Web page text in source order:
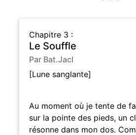
Chapitre 3 :
Le Souffle
Par Bat.Jacl
[Lune sanglante]
Au moment où je tente de
sur la pointe des pieds, un
résonne dans mon dos.